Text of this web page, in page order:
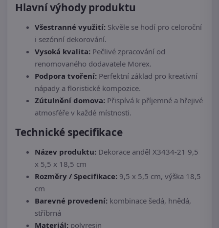
Hlavní výhody produktu
Všestranné využití: Skvěle se hodí pro celoroční
i sezónní dekorování.
Vysoká kvalita: Pečlivé zpracování od
renomovaného dodavatele Morex.
Podpora tvoření: Perfektní základ pro kreativní
nápady a floristické kompozice.
Zútulnění domova: Přispívá k příjemné a hřejivé
atmosféře v každé místnosti.
Technické specifikace
Název produktu: Dekorace anděl X3434-21 9,5
x 5,5 x 18,5 cm
Rozměry / Specifikace: 9,5 x 5,5 cm, výška 18,5
cm
Barevné provedení: kombinace šedá, hnědá,
stříbrná
Materiál: polyresin